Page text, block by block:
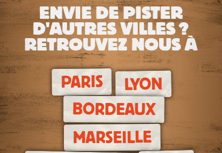
ENVIE DE PISTER
D'AUTRES VILLES ?
RETROUVEZ NOUS À
PARIS LYON
BORDEAUX
MARSEILLE